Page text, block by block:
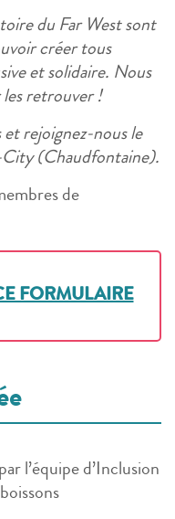
du Far West sont
créer tous
et solidaire. Nous
les retrouver !
et rejoignez-nous le
(Chaudfontaine).
de
FORMULAIRE
l’équipe d’Inclusion